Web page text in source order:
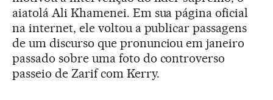
aiatolá Ali Khamenei. Em sua página oficial
na internet, ele voltou a publicar passagens
de um discurso que pronunciou em janeiro
passado sobre uma foto do controverso
passeio de Zarif com Kerry.